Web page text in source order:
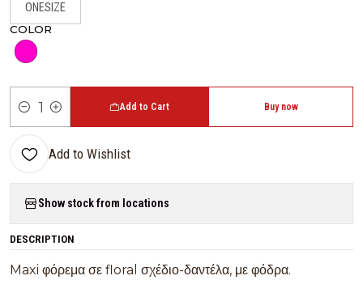
ONESIZE
COLOR
Quantity
Add to Cart Buy now
Add to Wishlist
Show stock from locations
DESCRIPTION
Maxi φόρεμα σε floral σχέδιο-δαντέλα, με φόδρα.